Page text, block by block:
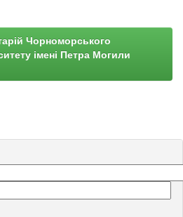
Чорноморського
імені Петра Могили